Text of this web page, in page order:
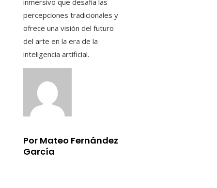
inmersivo que desafía las
percepciones tradicionales y
ofrece una visión del futuro
del arte en la era de la
inteligencia artificial.
Por Mateo Fernández
García